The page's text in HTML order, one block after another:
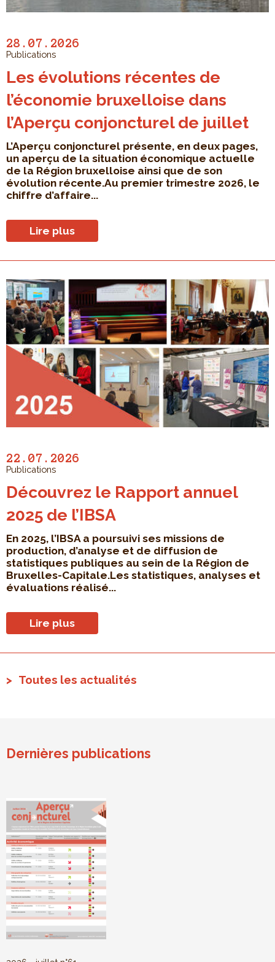
28.07.2026
Publications
Les évolutions récentes de
l’économie bruxelloise dans
l’Aperçu conjoncturel de juillet
L’Aperçu conjoncturel présente, en deux pages,
un aperçu de la situation économique actuelle
de la Région bruxelloise ainsi que de son
évolution récente.Au premier trimestre 2026, le
chiffre d’affaire...
Lire plus
22.07.2026
Publications
Découvrez le Rapport annuel
2025 de l’IBSA
En 2025, l’IBSA a poursuivi ses missions de
production, d’analyse et de diffusion de
statistiques publiques au sein de la Région de
Bruxelles-Capitale.Les statistiques, analyses et
évaluations réalisé...
Lire plus
Toutes les actualités
Dernières publications